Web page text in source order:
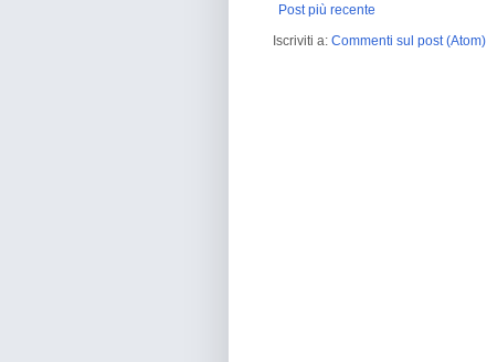
Post più recente
Iscriviti a: Commenti sul post (Atom)